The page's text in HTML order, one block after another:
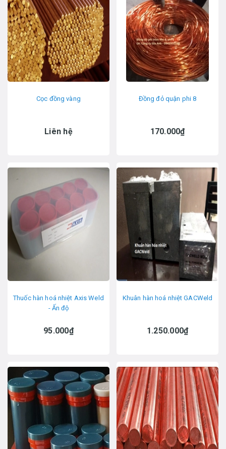
Cọc đồng vàng
Liên hệ
Đồng đỏ quận phi 8
170.000₫
Thuốc hàn hoá nhiệt Axis Weld
- Ấn độ
95.000₫
Khuân hàn hoá nhiệt GACWeld
1.250.000₫